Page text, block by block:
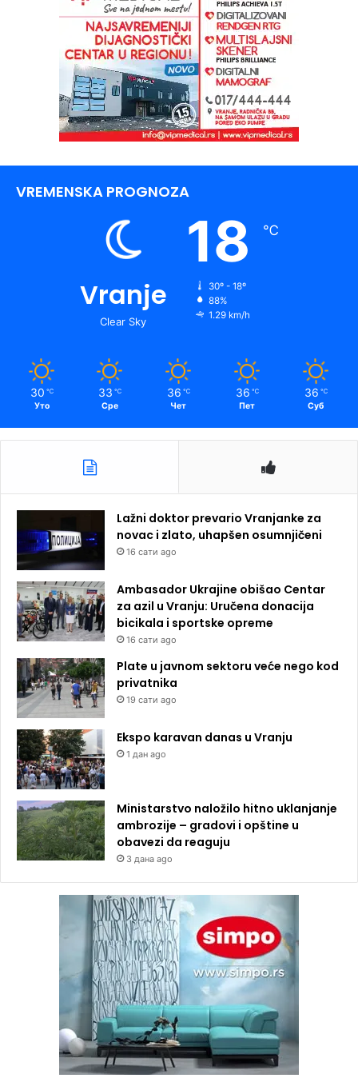
VREMENSKA PROGNOZA
Vranje
Clear Sky
18 ℃
30º - 18º
88%
1.29 km/h
30 ℃
Уто
33 ℃
Сре
36 ℃
Чет
36 ℃
Пет
36 ℃
Суб
Lažni doktor prevario Vranjanke za
novac i zlato, uhapšen osumnjičeni
16 сати ago
Ambasador Ukrajine obišao Centar
za azil u Vranju: Uručena donacija
bicikala i sportske opreme
16 сати ago
Plate u javnom sektoru veće nego kod
privatnika
19 сати ago
Ekspo karavan danas u Vranju
1 дан ago
Ministarstvo naložilo hitno uklanjanje
ambrozije – gradovi i opštine u
obavezi da reaguju
3 дана ago